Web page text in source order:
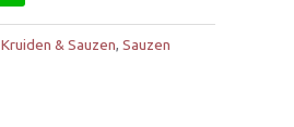
Kruiden & Sauzen, Sauzen